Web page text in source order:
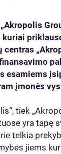
kuriai
esamiems
įmonės
tiek
yra tapę
telkia
jiems